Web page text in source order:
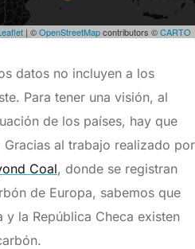
datos no incluyen a los
Para tener una visión, al
de los países, hay que
al trabajo realizado por
Coal, donde se registran
de Europa, sabemos que
y la República Checa existen